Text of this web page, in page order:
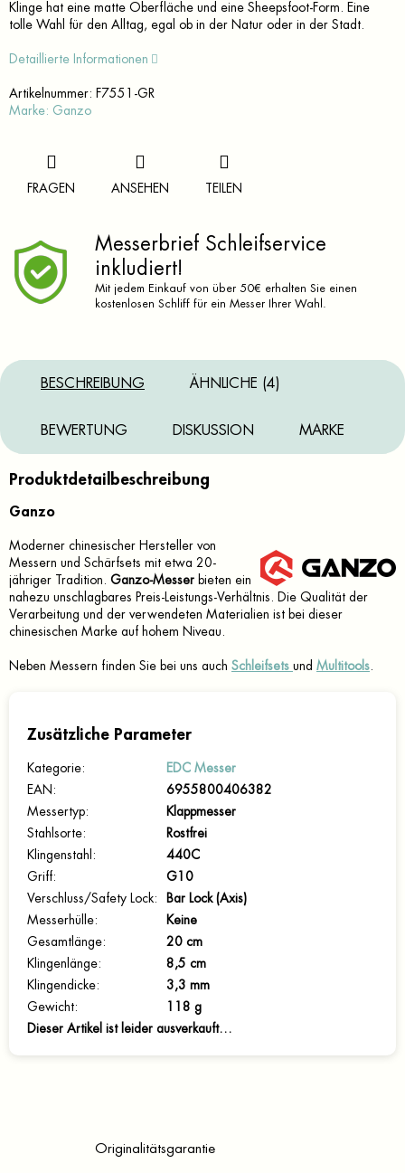
Klinge hat eine matte Oberfläche und eine Sheepsfoot-Form. Eine
tolle Wahl für den Alltag, egal ob in der Natur oder in der Stadt.
Detaillierte Informationen
Artikelnummer: F7551-GR
Marke: Ganzo
FRAGEN ANSEHEN TEILEN
Messerbrief Schleifservice
inkludiert!
Mit jedem Einkauf von über 50€ erhalten Sie einen
kostenlosen Schliff für ein Messer Ihrer Wahl.
BESCHREIBUNG ÄHNLICHE (4)
BEWERTUNG DISKUSSION MARKE
Produktdetailbeschreibung
Ganzo
Moderner chinesischer Hersteller von
Messern und Schärfsets mit etwa 20-
jähriger Tradition. Ganzo-Messer bieten ein
nahezu unschlagbares Preis-Leistungs-Verhältnis. Die Qualität der
Verarbeitung und der verwendeten Materialien ist bei dieser
chinesischen Marke auf hohem Niveau.
Neben Messern finden Sie bei uns auch Schleifsets und Multitools
Zusätzliche Parameter
Kategorie:
EDC Messer
EAN :
6955800406382
Messertyp:
Klappmesser
Stahlsorte:
Rostfrei
Klingenstahl :
440C
Griff:
G10
Verschluss/Safety Lock:
Bar Lock (Axis)
Messerhülle:
Keine
Gesamtlänge:
20 cm
Klingenlänge:
8,5 cm
Klingendicke:
3,3 mm
Gewicht:
118 g
Dieser Artikel ist leider ausverkauft…
Originalitätsgarantie